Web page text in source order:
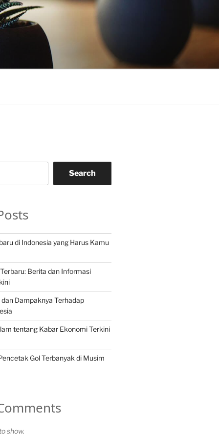
Search
di Indonesia yang Harus Kamu
Berita dan Informasi
Dampaknya Terhadap
tentang Kabar Ekonomi Terkini
Gol Terbanyak di Musim
show.